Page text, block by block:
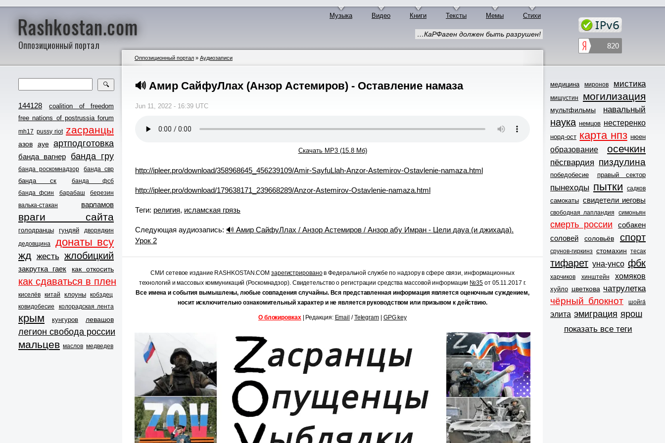
Rashkostan.com
Оппозиционный портал
Музыка Видео Книги Тексты Мемы Стихи
🔍
144128
coalition of freedom
free nations of postrussia forum
mh17 pussy riot zасранцы
азов ауе артподготовка
банда вагнер банда гру
банда роскомнадзор банда свр
банда ск
банда фсб
банда фсин
барабаш
березин
валька-стакан
варламов
враги сайта
голодранцы гундяй
дворядкин
дедовщина
донаты всу
жд жесть жлобицкий
закрутка гаек как откосить
как сдаваться в плен
киселёв китай клоуны кобздец
ковидобесие
колорадская лента
крым кунгуров левашов
легион свобода россии
мальцев маслов медведев
…КаРФаген должен быть разрушен!
Оппозиционный портал » Аудиозаписи
🔊 Амир СайфуЛлах (Анзор Астемиров) - Оставление намаза
Jun 11, 2022 - 16:39 UTC
Скачать MP3 (15.8 Мб)
http://ipleer.pro/download/358968645_456239109/Amir-SayfuLlah-Anzor-Astemirov-Ostavlenie-namaza.html
http://ipleer.pro/download/179638171_239668289/Anzor-Astemirov-Ostavlenie-namaza.html
Теги: религия, исламская грязь
Следующая аудиозапись: 🔊 Амир СайфуЛлах / Анзор Астемиров / Анзор абу Имран - Цели дауа (и джихада).
Урок 2
СМИ сетевое издание RASHKOSTAN.COMзарегистрированов Федеральной службе по надзору в сфере связи, информационных
технологий и массовых коммуникаций (Роскомнадзор). Свидетельство о регистрации средства массовой информации №35от 05.11.2017 г.
Все имена и события вымышлены, любые совпадения случайны. Вся представленная информация является оценочным суждением,
носит исключительно ознакомительный характер и не является руководством или призывом к действию.
О блокировках| Редакция: Email /Telegram| GPG key
медицина миронов мистика
мишустин могилизация
мультфильмы навальный
наука немцов нестеренко
норд-ост карта нпз нюен
образование осечкин
пёсгвардия пиздулина
победобесие правый сектор
пынеходы пытки садков
самокаты свидетели иеговы
свободная лапландия симоньян
смерть россии
собакен
соловей
соловьёв спорт
срунов-гиркинз стомахин тесак
тифарет уна-унсо фбк
харчиков хинштейн хомяков
хуйло цветкова чатрулетка
чёрный блокнот шойга́
элита эмиграция ярош
показать все теги